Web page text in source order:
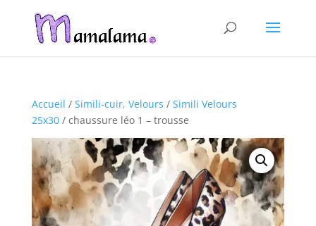
Accueil / Simili-cuir, Velours / Simili Velours
25x30/ chaussure léo 1 – trousse